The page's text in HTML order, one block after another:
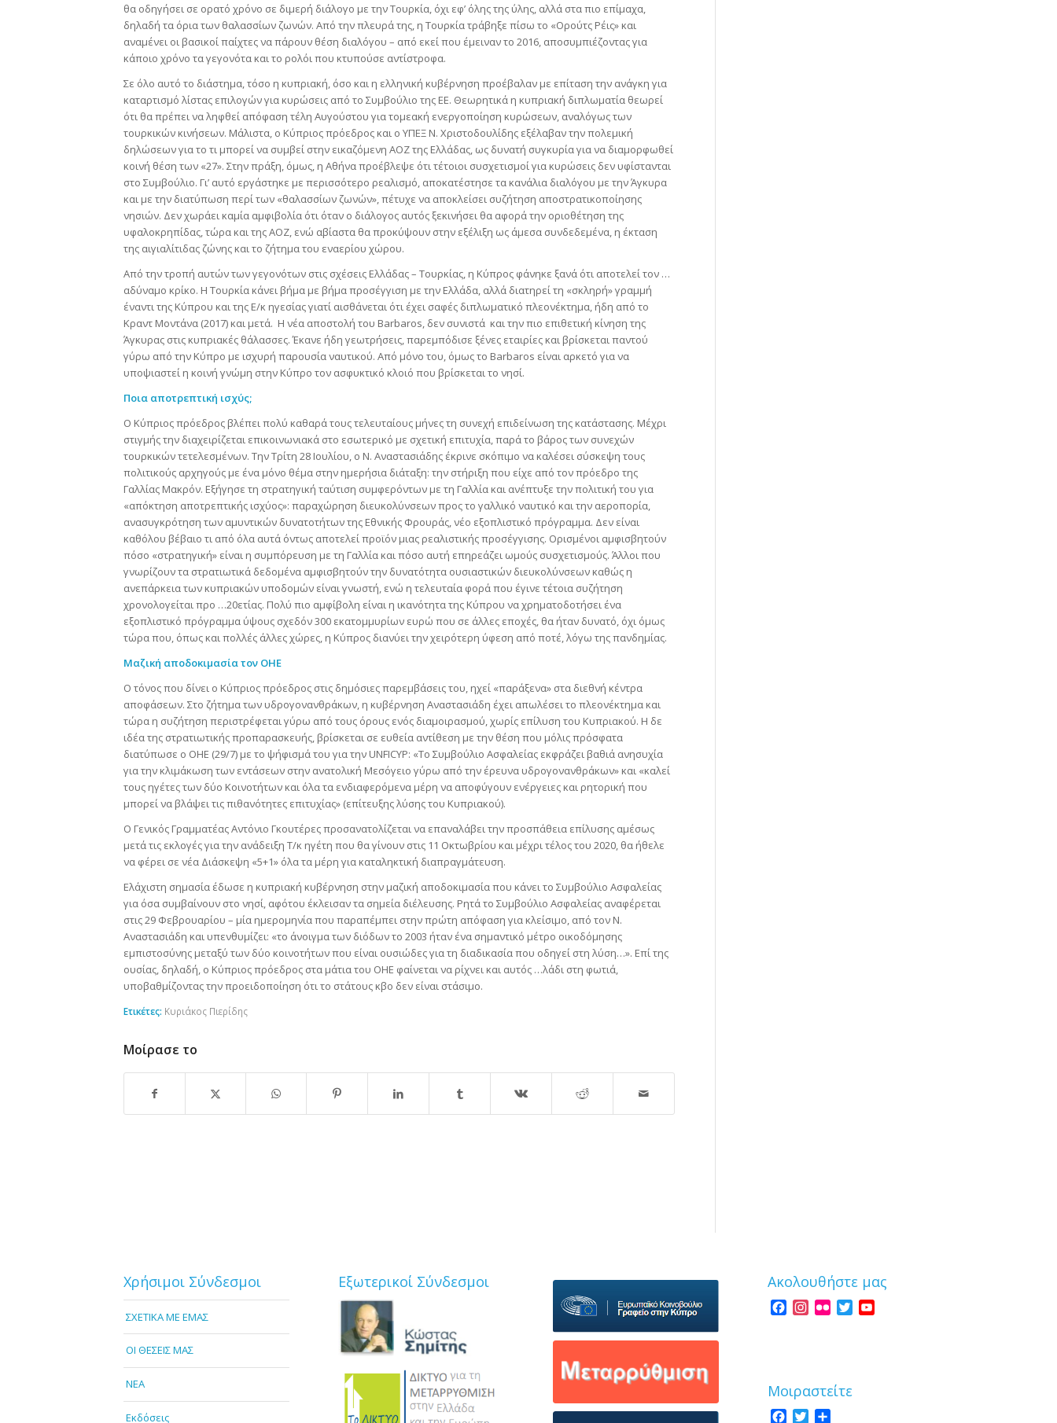
θα οδηγήσει σε ορατό χρόνο σε διμερή διάλογο με την Τουρκία, όχι εφ’ όλης της ύλης, αλλά στα πιο επίμαχα,
δηλαδή τα όρια των θαλασσίων ζωνών. Από την πλευρά της, η Τουρκία τράβηξε πίσω το «Ορούτς Ρέις» και
αναμένει οι βασικοί παίχτες να πάρουν θέση διαλόγου – από εκεί που έμειναν το 2016, αποσυμπιέζοντας για
κάποιο χρόνο τα γεγονότα και το ρολόι που κτυπούσε αντίστροφα.
Σε όλο αυτό το διάστημα, τόσο η κυπριακή, όσο και η ελληνική κυβέρνηση προέβαλαν με επίταση την ανάγκη για
καταρτισμό λίστας επιλογών για κυρώσεις από το Συμβούλιο της ΕΕ. Θεωρητικά η κυπριακή διπλωματία θεωρεί
ότι θα πρέπει να ληφθεί απόφαση τέλη Αυγούστου για τομεακή ενεργοποίηση κυρώσεων, αναλόγως των
τουρκικών κινήσεων. Μάλιστα, ο Κύπριος πρόεδρος και ο ΥΠΕΞ Ν. Χριστοδουλίδης εξέλαβαν την πολεμική
δηλώσεων για το τι μπορεί να συμβεί στην εικαζόμενη ΑΟΖ της Ελλάδας, ως δυνατή συγκυρία για να διαμορφωθεί
κοινή θέση των «27». Στην πράξη, όμως, η Αθήνα προέβλεψε ότι τέτοιοι συσχετισμοί για κυρώσεις δεν υφίστανται
στο Συμβούλιο. Γι’ αυτό εργάστηκε με περισσότερο ρεαλισμό, αποκατέστησε τα κανάλια διαλόγου με την Άγκυρα
και με την διατύπωση περί των «θαλασσίων ζωνών», πέτυχε να αποκλείσει συζήτηση αποστρατικοποίησης
νησιών. Δεν χωράει καμία αμφιβολία ότι όταν ο διάλογος αυτός ξεκινήσει θα αφορά την οριοθέτηση της
υφαλοκρηπίδας, τώρα και της ΑΟΖ, ενώ αβίαστα θα προκύψουν στην εξέλιξη ως άμεσα συνδεδεμένα, η έκταση
της αιγιαλίτιδας ζώνης και το ζήτημα του εναερίου χώρου.
Από την τροπή αυτών των γεγονότων στις σχέσεις Ελλάδας – Τουρκίας, η Κύπρος φάνηκε ξανά ότι αποτελεί τον …
αδύναμο κρίκο. Η Τουρκία κάνει βήμα με βήμα προσέγγιση με την Ελλάδα, αλλά διατηρεί τη «σκληρή» γραμμή
έναντι της Κύπρου και της Ε/κ ηγεσίας γιατί αισθάνεται ότι έχει σαφές διπλωματικό πλεονέκτημα, ήδη από το
Κραντ Μοντάνα (2017) και μετά. Η νέα αποστολή του Barbaros, δεν συνιστά και την πιο επιθετική κίνηση της
Άγκυρας στις κυπριακές θάλασσες. Έκανε ήδη γεωτρήσεις, παρεμπόδισε ξένες εταιρίες και βρίσκεται παντού
γύρω από την Κύπρο με ισχυρή παρουσία ναυτικού. Από μόνο του, όμως το Barbaros είναι αρκετό για να
υποψιαστεί η κοινή γνώμη στην Κύπρο τον ασφυκτικό κλοιό που βρίσκεται το νησί.
Ποια αποτρεπτική ισχύς;
Ο Κύπριος πρόεδρος βλέπει πολύ καθαρά τους τελευταίους μήνες τη συνεχή επιδείνωση της κατάστασης. Μέχρι
στιγμής την διαχειρίζεται επικοινωνιακά στο εσωτερικό με σχετική επιτυχία, παρά το βάρος των συνεχών
τουρκικών τετελεσμένων. Την Τρίτη 28 Ιουλίου, ο Ν. Αναστασιάδης έκρινε σκόπιμο να καλέσει σύσκεψη τους
πολιτικούς αρχηγούς με ένα μόνο θέμα στην ημερήσια διάταξη: την στήριξη που είχε από τον πρόεδρο της
Γαλλίας Μακρόν. Εξήγησε τη στρατηγική ταύτιση συμφερόντων με τη Γαλλία και ανέπτυξε την πολιτική του για
«απόκτηση αποτρεπτικής ισχύος»: παραχώρηση διευκολύνσεων προς το γαλλικό ναυτικό και την αεροπορία,
ανασυγκρότηση των αμυντικών δυνατοτήτων της Εθνικής Φρουράς, νέο εξοπλιστικό πρόγραμμα. Δεν είναι
καθόλου βέβαιο τι από όλα αυτά όντως αποτελεί προϊόν μιας ρεαλιστικής προσέγγισης. Ορισμένοι αμφισβητούν
πόσο «στρατηγική» είναι η συμπόρευση με τη Γαλλία και πόσο αυτή επηρεάζει ωμούς συσχετισμούς. Άλλοι που
γνωρίζουν τα στρατιωτικά δεδομένα αμφισβητούν την δυνατότητα ουσιαστικών διευκολύνσεων καθώς η
ανεπάρκεια των κυπριακών υποδομών είναι γνωστή, ενώ η τελευταία φορά που έγινε τέτοια συζήτηση
χρονολογείται προ …20ετίας. Πολύ πιο αμφίβολη είναι η ικανότητα της Κύπρου να χρηματοδοτήσει ένα
εξοπλιστικό πρόγραμμα ύψους σχεδόν 300 εκατομμυρίων ευρώ που σε άλλες εποχές, θα ήταν δυνατό, όχι όμως
τώρα που, όπως και πολλές άλλες χώρες, η Κύπρος διανύει την χειρότερη ύφεση από ποτέ, λόγω της πανδημίας.
Μαζική αποδοκιμασία τον ΟΗΕ
Ο τόνος που δίνει ο Κύπριος πρόεδρος στις δημόσιες παρεμβάσεις του, ηχεί «παράξενα» στα διεθνή κέντρα
αποφάσεων. Στο ζήτημα των υδρογονανθράκων, η κυβέρνηση Αναστασιάδη έχει απωλέσει το πλεονέκτημα και
τώρα η συζήτηση περιστρέφεται γύρω από τους όρους ενός διαμοιρασμού, χωρίς επίλυση του Κυπριακού. Η δε
ιδέα της στρατιωτικής προπαρασκευής, βρίσκεται σε ευθεία αντίθεση με την θέση που μόλις πρόσφατα
διατύπωσε ο ΟΗΕ (29/7) με το ψήφισμά του για την UNFICYP: «Το Συμβούλιο Ασφαλείας εκφράζει βαθιά ανησυχία
για την κλιμάκωση των εντάσεων στην ανατολική Μεσόγειο γύρω από την έρευνα υδρογονανθράκων» και «καλεί
τους ηγέτες των δύο Κοινοτήτων και όλα τα ενδιαφερόμενα μέρη να αποφύγουν ενέργειες και ρητορική που
μπορεί να βλάψει τις πιθανότητες επιτυχίας» (επίτευξης λύσης του Κυπριακού).
Ο Γενικός Γραμματέας Αντόνιο Γκουτέρες προσανατολίζεται να επαναλάβει την προσπάθεια επίλυσης αμέσως
μετά τις εκλογές για την ανάδειξη Τ/κ ηγέτη που θα γίνουν στις 11 Οκτωβρίου και μέχρι τέλος του 2020, θα ήθελε
να φέρει σε νέα Διάσκεψη «5+1» όλα τα μέρη για καταληκτική διαπραγμάτευση.
Ελάχιστη σημασία έδωσε η κυπριακή κυβέρνηση στην μαζική αποδοκιμασία που κάνει το Συμβούλιο Ασφαλείας
για όσα συμβαίνουν στο νησί, αφότου έκλεισαν τα σημεία διέλευσης. Ρητά το Συμβούλιο Ασφαλείας αναφέρεται
στις 29 Φεβρουαρίου – μία ημερομηνία που παραπέμπει στην πρώτη απόφαση για κλείσιμο, από τον Ν.
Αναστασιάδη και υπενθυμίζει: «το άνοιγμα των διόδων το 2003 ήταν ένα σημαντικό μέτρο οικοδόμησης
εμπιστοσύνης μεταξύ των δύο κοινοτήτων που είναι ουσιώδες για τη διαδικασία που οδηγεί στη λύση…». Επί της
ουσίας, δηλαδή, ο Κύπριος πρόεδρος στα μάτια του ΟΗΕ φαίνεται να ρίχνει και αυτός …λάδι στη φωτιά,
υποβαθμίζοντας την προειδοποίηση ότι το στάτους κβο δεν είναι στάσιμο.
Ετικέτες: Κυριάκος Πιερίδης
Μοίρασε το
Χρήσιμοι Σύνδεσμοι
ΣΧΕΤΙΚΑ ΜΕ ΕΜΑΣ
OI ΘΕΣΕΙΣ ΜΑΣ
NEA
Εκδόσεις
Εξωτερικοί Σύνδεσμοι Ακολουθήστε μας
Facebook
Instagram
Flickr Twitter
Μοιραστείτε
Facebook
Twitter